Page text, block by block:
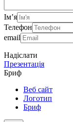
Ім’я
Телефон
email
Надіслати
Презентація
Бриф
Веб сайт
Логотип
Бриф